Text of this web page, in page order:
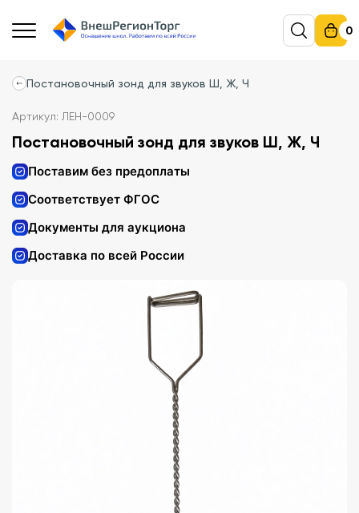
0
Постановочный зонд для звуков Ш, Ж, Ч
Артикул: ЛЕН-0009
Постановочный зонд для звуков Ш, Ж, Ч
Поставим без предоплаты
Соответствует ФГОС
Документы для аукциона
Доставка по всей России